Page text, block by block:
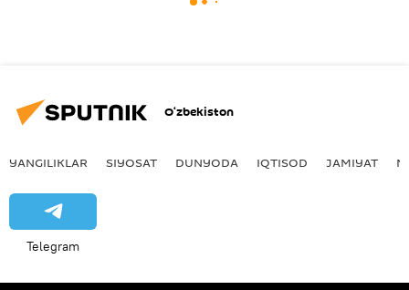
O‘zbekiston
YANGILIKLAR SIYOSAT DUNYODA IQTISOD JAMIYAT
Telegram